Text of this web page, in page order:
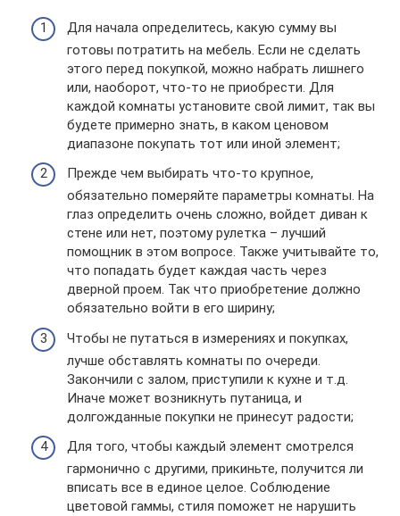
Для начала определитесь, какую сумму вы
готовы потратить на мебель. Если не сделать
этого перед покупкой, можно набрать лишнего
или, наоборот, что-то не приобрести. Для
каждой комнаты установите свой лимит, так вы
будете примерно знать, в каком ценовом
диапазоне покупать тот или иной элемент;
Прежде чем выбирать что-то крупное,
обязательно померяйте параметры комнаты. На
глаз определить очень сложно, войдет диван к
стене или нет, поэтому рулетка – лучший
помощник в этом вопросе. Также учитывайте то,
что попадать будет каждая часть через
дверной проем. Так что приобретение должно
обязательно войти в его ширину;
Чтобы не путаться в измерениях и покупках,
лучше обставлять комнаты по очереди.
Закончили с залом, приступили к кухне и т.д.
Иначе может возникнуть путаница, и
долгожданные покупки не принесут радости;
Для того, чтобы каждый элемент смотрелся
гармонично с другими, прикиньте, получится ли
вписать все в единое целое. Соблюдение
цветовой гаммы, стиля поможет не нарушить